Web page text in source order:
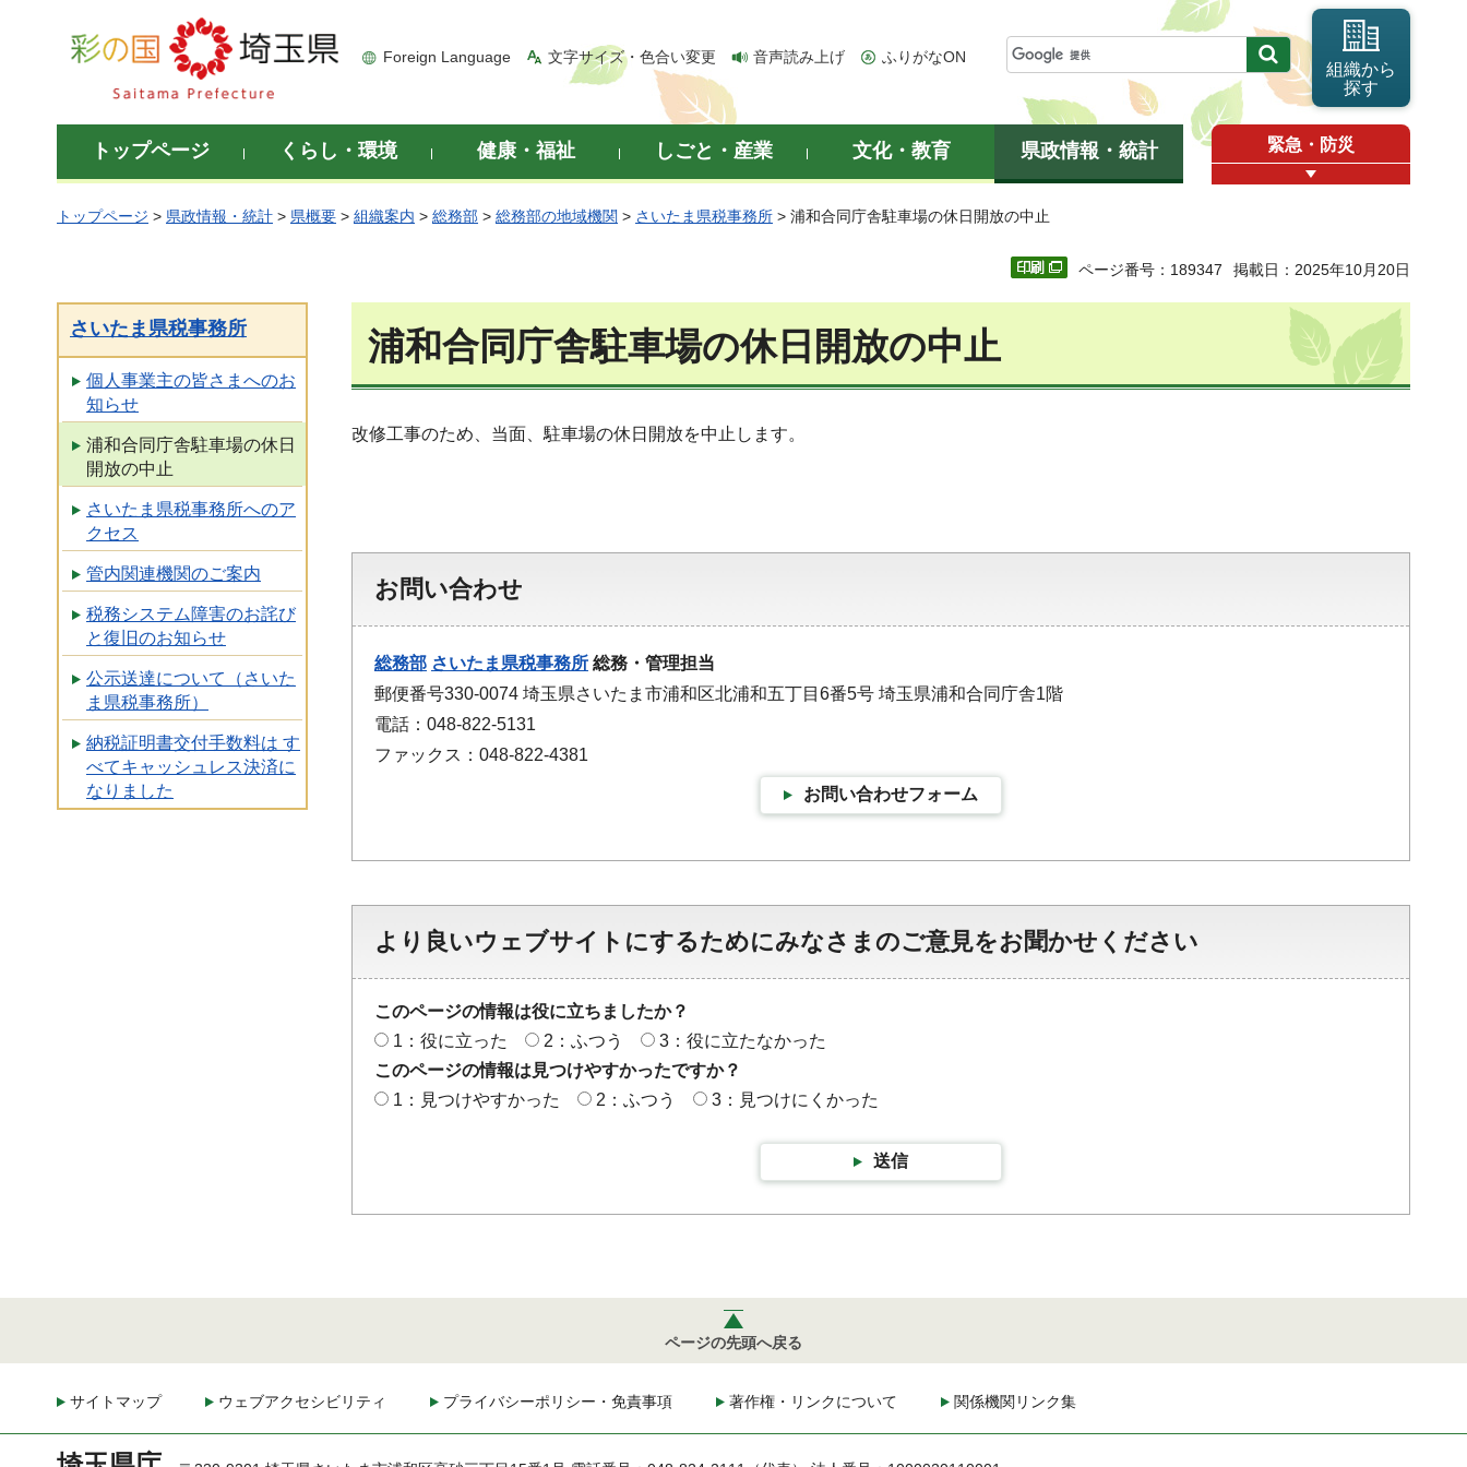
彩の国 埼玉県
Foreign Language 文字サイズ・色合い変更 音声読み上げ ふりがなON
組織から
探す
トップページ くらし・環境 健康・福祉 しごと・産業 文化・教育 県政情報・統計 緊急・防災
トップページ > 県政情報・統計 > 県概要 > 組織案内 > 総務部 > 総務部の地域機関 > さいたま県税事務所 > 浦和合同庁舎駐車場の休日開放の中止
ページ番号：189347 掲載日：2025年10月20日
さいたま県税事務所
個人事業主の皆さまへのお
知らせ
浦和合同庁舎駐車場の休日
開放の中止
さいたま県税事務所へのア
クセス
管内関連機関のご案内
税務システム障害のお詫び
と復旧のお知らせ
公示送達について（さいた
ま県税事務所）
納税証明書交付手数料は す
べてキャッシュレス決済に
なりました
浦和合同庁舎駐車場の休日開放の中止
改修工事のため、当面、駐車場の休日開放を中止します。
お問い合わせ
総務部 さいたま県税事務所 総務・管理担当
郵便番号330-0074 埼玉県さいたま市浦和区北浦和五丁目6番5号 埼玉県浦和合同庁舎1階
電話：048-822-5131
ファックス：048-822-4381
お問い合わせフォーム
より良いウェブサイトにするためにみなさまのご意見をお聞かせください
このページの情報は役に立ちましたか？
1：役に立った
2：ふつう
3：役に立たなかった
このページの情報は見つけやすかったですか？
1：見つけやすかった
2：ふつう 3：見つけにくかった
送信
ページの先頭へ戻る
サイトマップ ウェブアクセシビリティ プライバシーポリシー・免責事項 著作権・リンクについて 関係機関リンク集